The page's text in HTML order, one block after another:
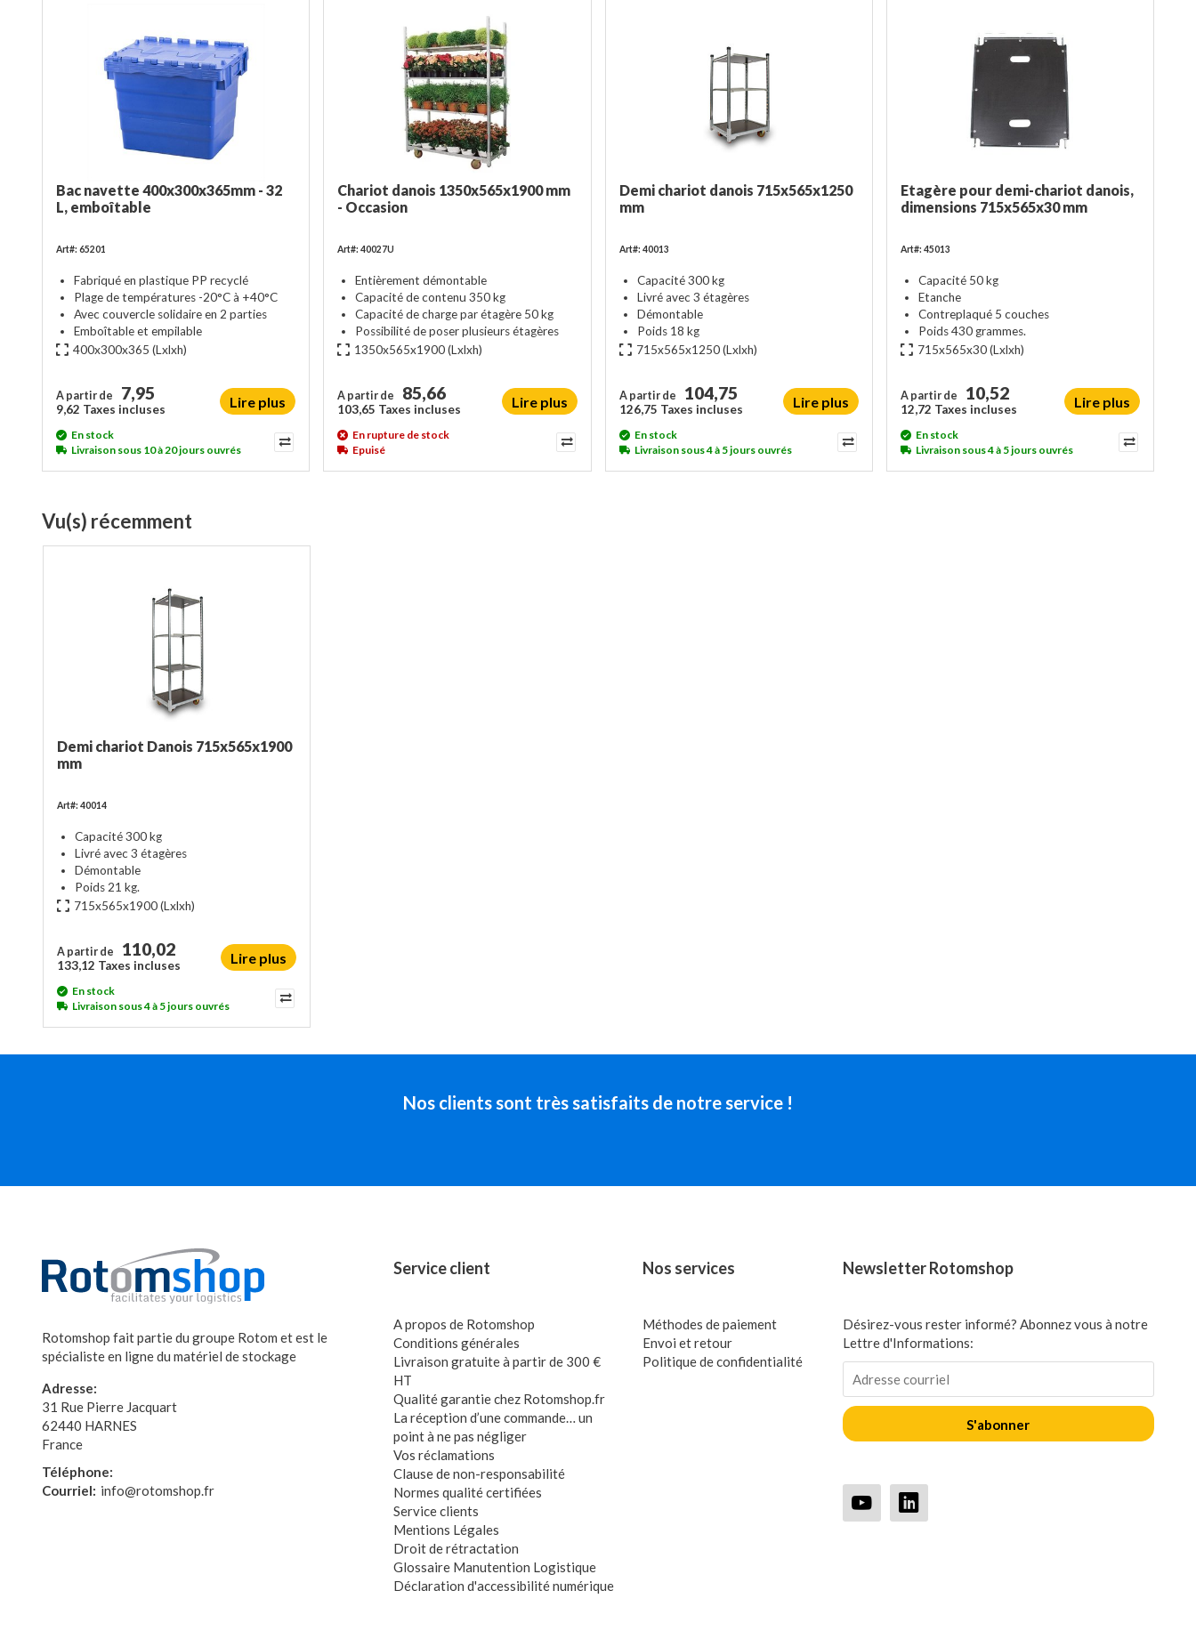
Bac navette 400x300x365mm - 32
L, emboîtable
Art#: 65201
Fabriqué en plastique PP recyclé
Plage de températures -20°C à +40°C
Avec couvercle solidaire en 2 parties
Emboîtable et empilable
400x300x365 (Lxlxh)
A partir de 7,95
9,62 Taxes incluses Lire plus
En stock
Livraison sous 10 à 20 jours ouvrés
Chariot danois 1350x565x1900 mm
- Occasion
Art#: 40027U
Entièrement démontable
Capacité de contenu 350 kg
Capacité de charge par étagère 50 kg
Possibilité de poser plusieurs étagères
1350x565x1900(Lxlxh)
A partir de 85,66
103,65 Taxes incluses Lire plus
En rupture de stock
Epuisé
Demi chariot danois 715x565x1250
mm
Art#: 40013
Capacité 300 kg
Livré avec 3 étagères
Démontable
Poids 18 kg
715x565x1250(Lxlxh)
A partir de 104,75
126,75 Taxes incluses Lire plus
En stock
Livraison sous 4 à 5 jours ouvrés
Etagère pour demi-chariot danois,
dimensions 715x565x30 mm
Art#: 45013
Capacité 50 kg
Etanche
Contreplaqué 5 couches
Poids 430 grammes.
715x565x30(Lxlxh)
A partir de 10,52
12,72 Taxes incluses Lire plus
En stock
Livraison sous 4 à 5 jours ouvrés
Vu(s) récemment
Demi chariot Danois 715x565x1900
mm
Art#: 40014
Capacité 300 kg
Livré avec 3 étagères
Démontable
Poids 21 kg.
715x565x1900(Lxlxh)
A partir de 110,02
133,12 Taxes incluses Lire plus
En stock
Livraison sous 4 à 5 jours ouvrés
Nos clients sont très satisfaits de notre service !
Rotomshop fait partie du groupe Rotom et est le
spécialiste en ligne du matériel de stockage
Adresse:
31 Rue Pierre Jacquart
62440 HARNES
France
Téléphone:
Courriel: info@rotomshop.fr
Service client
A propos de Rotomshop
Conditions générales
Livraison gratuite à partir de 300 €
HT
Qualité garantie chez Rotomshop.fr
La réception d’une commande… un
point à ne pas négliger
Vos réclamations
Clause de non-responsabilité
Normes qualité certifiées
Service clients
Mentions Légales
Droit de rétractation
Glossaire Manutention Logistique
Déclaration d'accessibilité numérique
Nos services
Méthodes de paiement
Envoi et retour
Politique de confidentialité
Newsletter Rotomshop
Désirez-vous rester informé? Abonnez vous à notre
Lettre d'Informations:
S'abonner